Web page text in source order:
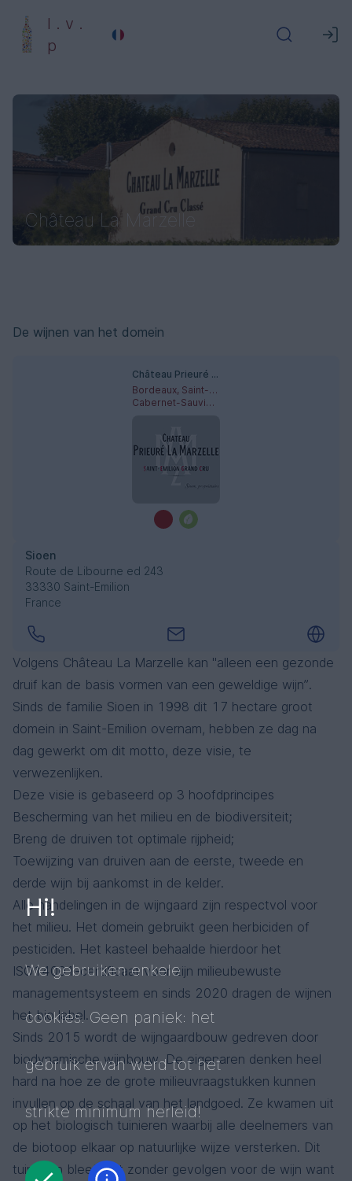
l . v .
p
Château La Marzelle
Sioen
Route de Libourne ed 243
33330 Saint-Emilion
France
Volgens Château La Marzelle kan "alleen een gezonde
druif kan de basis vormen van een geweldige wijn”.
Sinds de familie Sioen in 1998 dit 17 hectare groot
domein in Saint-Emilion overnam, hebben ze dag na
dag gewerkt om dit motto, deze visie, te
verwezenlijken.
Deze visie is gebaseerd op 3 hoofdprincipes
Bescherming van het milieu en de biodiversiteit;
Breng de druiven tot optimale rijpheid;
Toewijzing van druiven aan de eerste, tweede en
derde wijn bij aankomst in de kelder.
Alle handelingen in de wijngaard zijn respectvol voor
het milieu. Het domein gebruikt geen herbiciden of
pesticiden. Het kasteel behaalde hierdoor het
ISO14001-certificaat voor zijn milieubewuste
managementsysteem en sinds 2020 dragen de wijnen
het bio label.
Sinds 2015 wordt de wijngaardbouw gedreven door
biodynamische wijnbouw. De eigenaren denken heel
hard na hoe ze de grote milieuvraagstukken kunnen
invullen op de schaal van het landgoed. Ze kwamen uit
op het biologisch tuinieren waarbij alle deelnemers van
de biotoop elkaar op natuurlijke wijze versterken. Dit
tuinieren bleef niet zonder gevolgen voor de wijn want
De wijnen van het domein
Château Prieuré La Marzelle
Bordeaux, Saint-Emilion
Cabernet-Sauvignon, Cabernet Franc, Merlot
Hi!
We gebruiken enkele
cookies. Geen paniek: het
gebruik ervan werd tot het
strikte minimum herleid!